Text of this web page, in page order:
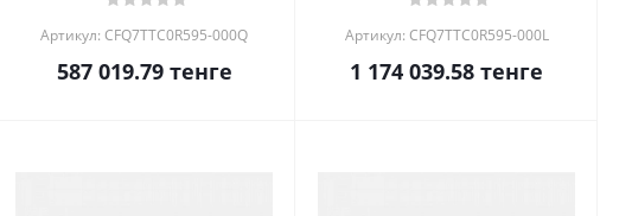
Артикул: CFQ7TTC0R595-000Q
587 019.79тенге
Артикул: CFQ7TTC0R595-000L
1 174 039.58 тенге